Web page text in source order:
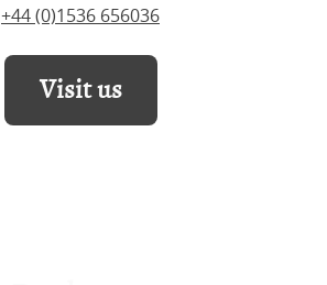
+44 (0)1536 656036
Visit us